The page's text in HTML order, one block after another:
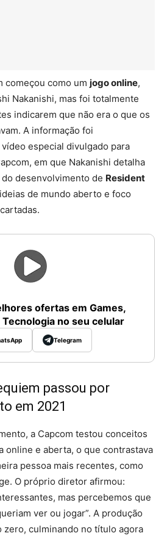
começou como um jogo online,
Nakanishi, mas foi totalmente
indicarem que não era o que os
A informação foi
especial divulgado para
em que Nakanishi detalha
desenvolvimento de Resident
de mundo aberto e foco
ofertas em Games,
no seu celular
Telegram
passou por
em 2021
a Capcom testou conceitos
online e aberta, o que contrastava
pessoa mais recentes, como
O próprio diretor afirmou:
mas percebemos que
ver ou jogar”. A produção
zero, culminando no título agora